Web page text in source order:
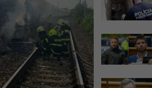
Ilustračná
fotografia
TASR/Jaroslav
Novák,
Polícia
Slovenskej